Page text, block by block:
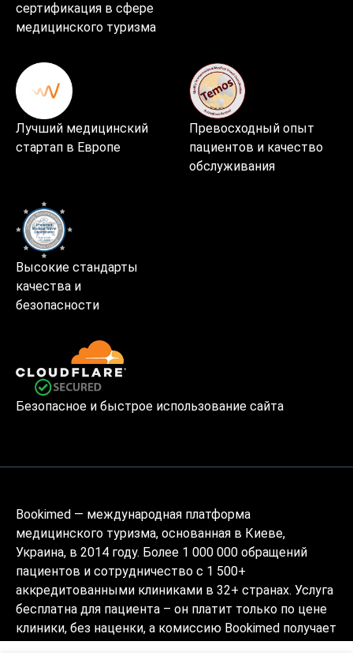
сертификация в сфере
медицинского туризма
Лучший медицинский
стартап в Европе
Превосходный опыт
пациентов и качество
обслуживания
Высокие стандарты
качества и
безопасности
Безопасное и быстрое использование сайта
Bookimed — международная платформа
медицинского туризма, основанная в Киеве,
Украина, в 2014 году. Более 1 000 000 обращений
пациентов и сотрудничество с 1 500+
аккредитованными клиниками в 32+ странах. Услуга
бесплатна для пациента – он платит только по цене
клиники, без наценки, а комиссию Bookimed получает